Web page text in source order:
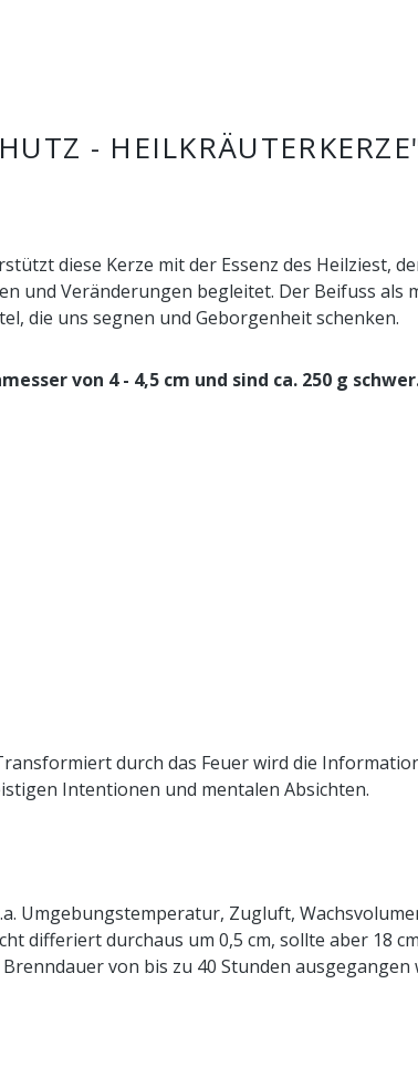
-
diese Kerze mit der Essenz des Heilziest,
und Veränderungen begleitet. Der Beifuss
die uns segnen und Geborgenheit schenken.
von 4 - 4,5 cm und sind ca. 250 g
durch das Feuer wird die
Intentionen und mentalen Absichten.
Umgebungstemperatur, Zugluft,
differiert durchaus um 0,5 cm, sollte aber 18
von bis zu 40 Stunden ausgegangen